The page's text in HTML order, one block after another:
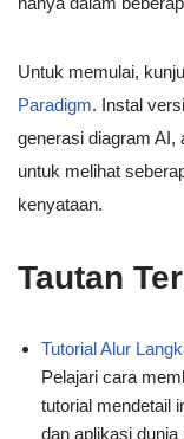
Untuk memulai,
Paradigm. Instal
generasi diagram AI,
untuk melihat
kenyataan.
Tautan
Tutorial Alur
Pelajari cara
tutorial mendetail
dan aplikasi